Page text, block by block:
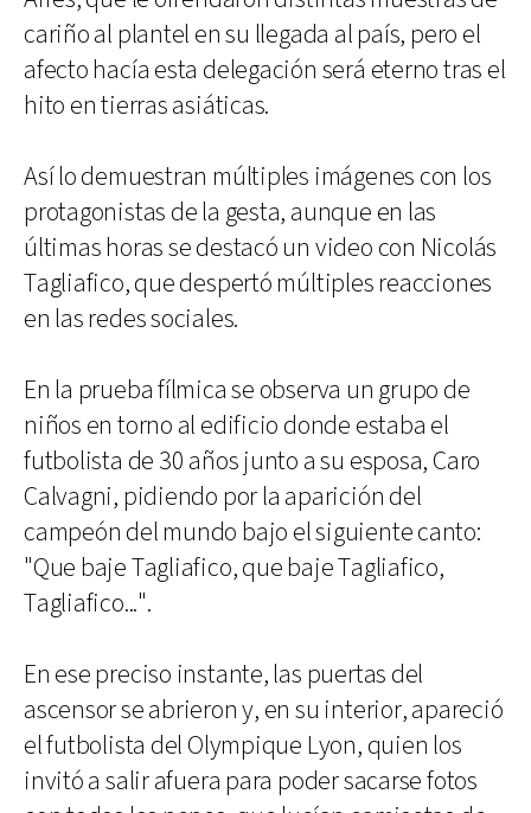
cariño al plantel en su llegada al país, pero el
afecto hacía esta delegación será eterno tras el
hito en tierras asiáticas.
Así lo demuestran múltiples imágenes con los
protagonistas de la gesta, aunque en las
últimas horas se destacó un video con Nicolás
Tagliafico, que despertó múltiples reacciones
en las redes sociales.
En la prueba fílmica se observa un grupo de
niños en torno al edificio donde estaba el
futbolista de 30 años junto a su esposa, Caro
Calvagni, pidiendo por la aparición del
campeón del mundo bajo el siguiente canto:
"Que baje Tagliafico, que baje Tagliafico,
Tagliafico...".
En ese preciso instante, las puertas del
ascensor se abrieron y, en su interior, apareció
el futbolista del Olympique Lyon, quien los
invitó a salir afuera para poder sacarse fotos